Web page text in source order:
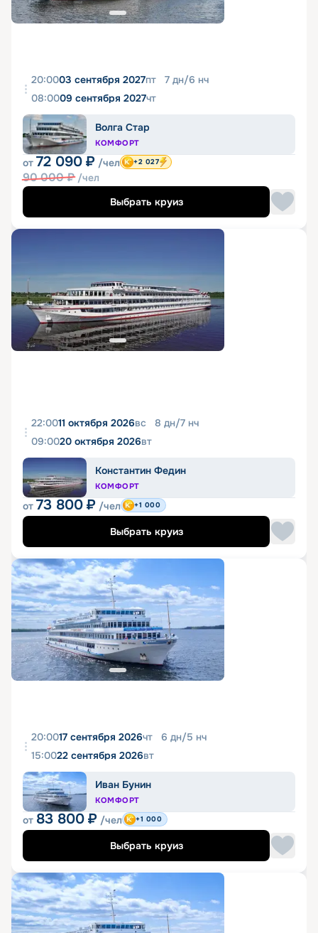
20:0003 сентября 2027пт 7 дн/6 нч
08:0009 сентября 2027чт
Волга Стар
КОМФОРТ
от 72 090 ₽ /чел
90 000₽ /чел
+2 027
Выбрать круиз
22:0011 октября 2026вс 8 дн/7 нч
09:0020 октября 2026вт
Константин Федин
КОМФОРТ
от 73 800 ₽ /чел +1 000
Выбрать круиз
20:0017 сентября 2026чт 6 дн/5 нч
15:0022 сентября 2026вт
Иван Бунин
КОМФОРТ
от 83 800 ₽ /чел +1 000
Выбрать круиз